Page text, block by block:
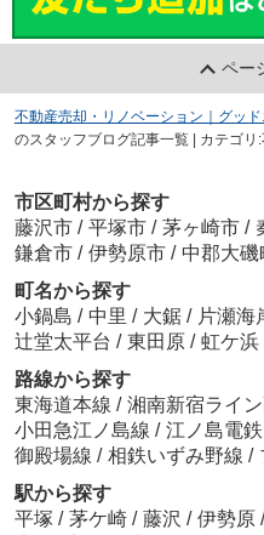
ペー
不動産売却・リノベーション｜グッ
のスタッフブログ記事一覧 | カテゴリ
市区町村から探す
藤沢市 / 平塚市 / 茅ヶ崎市 /
鎌倉市 / 伊勢原市 / 中郡大磯
町名から探す
小鍋島 / 中里 / 大鋸 / 片瀬海
辻堂太平台 / 東田原 / 虹ケ浜
路線から探す
東海道本線 / 湘南新宿ライ
小田急江ノ島線 / 江ノ島電鉄
御殿場線 / 相鉄いずみ野線 /
駅から探す
平塚 / 茅ケ崎 / 藤沢 / 伊勢原 /